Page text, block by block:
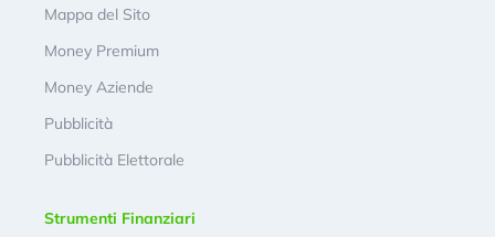
Mappa del Sito
Money Premium
Money Aziende
Pubblicità
Pubblicità Elettorale
Strumenti Finanziari